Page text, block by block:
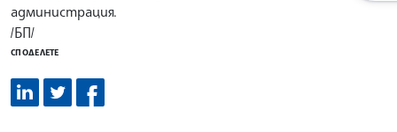
администрация.
/БП/
СПОДЕЛЕТЕ